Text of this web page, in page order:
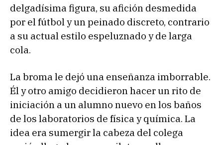
delgadísima figura, su afición desmedida
por el fútbol y un peinado discreto, contrario
a su actual estilo espeluznado y de larga
cola.
La broma le dejó una enseñanza imborrable.
Él y otro amigo decidieron hacer un rito de
iniciación a un alumno nuevo en los baños
de los laboratorios de física y química. La
idea era sumergir la cabeza del colega